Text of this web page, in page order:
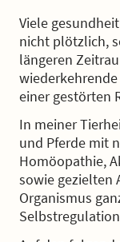
Viele
nicht plötzlich,
längeren
einer gestörten
In meiner
und Pferde mit
Homöopathie,
sowie gezielten
Organismus